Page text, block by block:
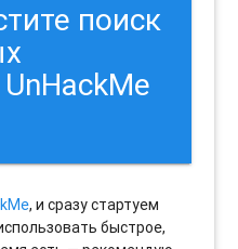
поиск
, и сразу стартуем
быстрое,